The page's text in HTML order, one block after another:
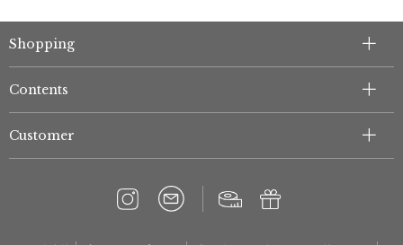
Shopping
Contents
Customer